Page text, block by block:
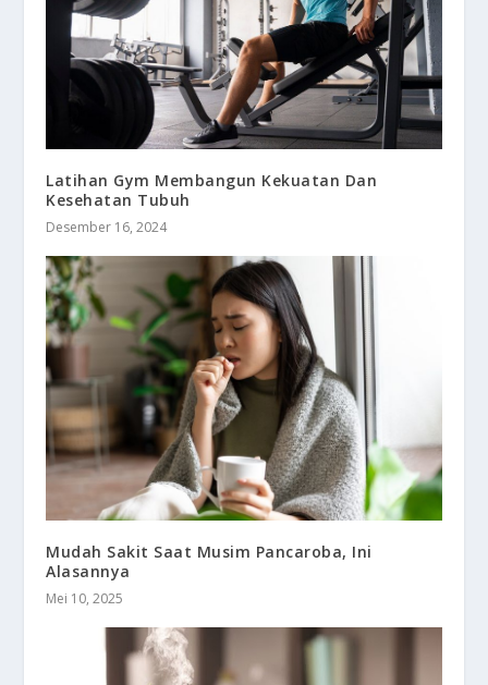
Latihan Gym Membangun Kekuatan Dan
Kesehatan Tubuh
Desember 16, 2024
Mudah Sakit Saat Musim Pancaroba, Ini
Alasannya
Mei 10, 2025